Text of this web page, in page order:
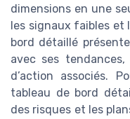
dimensions en une
les signaux faibles et
bord détaillé
avec ses
d’action associés.
tableau de bord
des risques et les